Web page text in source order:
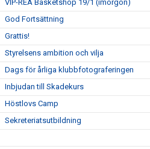
VIP-REA Basketshop 19/1 (imorgon)
God Fortsättning
Grattis!
Styrelsens ambition och vilja
Dags för årliga klubbfotograferingen
Inbjudan till Skadekurs
Höstlovs Camp
Sekreteriatsutbildning